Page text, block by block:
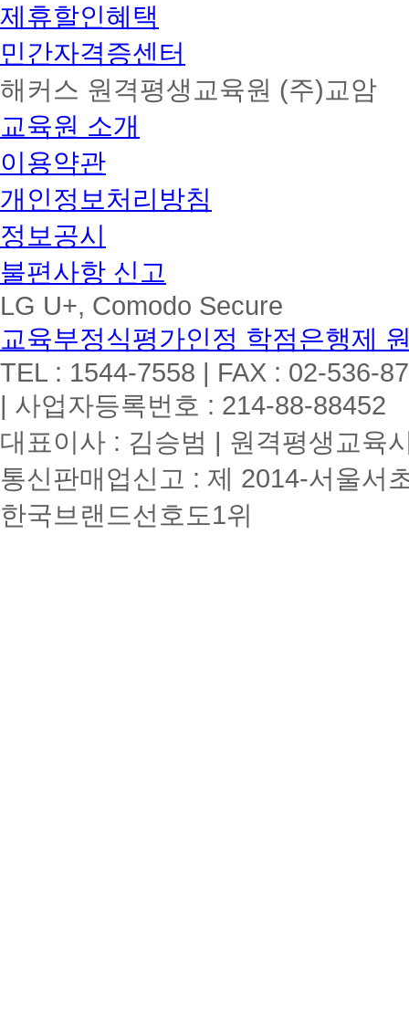
제휴할인혜택
민간자격증센터
해커스 원격평생교육원 (주)교암
교육원 소개
이용약관
개인정보처리방침
정보공시
불편사항 신고
LG U+, Comodo Secure
교육부정식평가인정 학점은행제
TEL : 1544-7558 | FAX : 02-536-
| 사업자등록번호 : 214-88-88452
대표이사 : 김승범 | 원격평생교육
통신판매업신고 : 제 2014-서울서
한국브랜드선호도1위